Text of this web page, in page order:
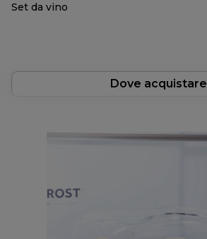
Set da vino
Dove acquistare